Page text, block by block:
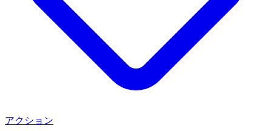
アクション